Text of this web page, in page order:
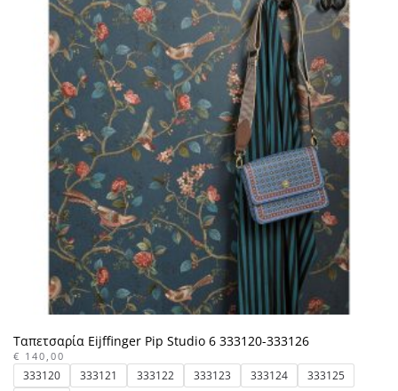
παραλλαγές.
Οι
επιλογές
μπορούν
να
επιλεγούν
στη
σελίδα
του
προϊόντος
Ταπετσαρία Eijffinger Pip Studio 6 333120-333126
€ 140,00
333120 333121 333122 333123 333124
333125